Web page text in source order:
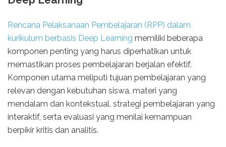
Rencana Pelaksanaan Pembelajaran (RPP) dalam
kurikulum berbasis Deep Learning memiliki beberapa
komponen penting yang harus diperhatikan untuk
memastikan proses pembelajaran berjalan efektif.
Komponen utama meliputi tujuan pembelajaran yang
relevan dengan kebutuhan siswa, materi yang
mendalam dan kontekstual, strategi pembelajaran yang
interaktif, serta evaluasi yang menilai kemampuan
berpikir kritis dan analitis.